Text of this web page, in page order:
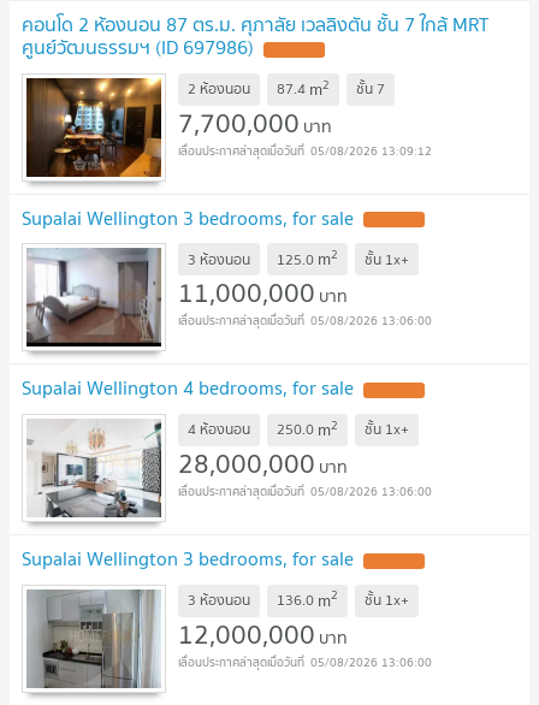
คอนโด 2 ห้องนอน 87 ตร.ม. ศุภาลัย เวลลิงตัน ชั้น 7 ใกล้ MRT
ศูนย์วัฒนธรรมฯ (ID 697986)
2 ห้องนอน 87.4 m2 ชั้น 7
7,700,000 บาท
05/08/2026 13:09:12
Supalai Wellington 3 bedrooms, for sale
3 ห้องนอน 125.0 m2 ชั้น 1x+
11,000,000 บาท
05/08/2026 13:06:00
Supalai Wellington 4 bedrooms, for sale
4 ห้องนอน 250.0 m2 ชั้น 1x+
28,000,000 บาท
05/08/2026 13:06:00
Supalai Wellington 3 bedrooms, for sale
3 ห้องนอน 136.0 m2 ชั้น 1x+
12,000,000 บาท
05/08/2026 13:06:00